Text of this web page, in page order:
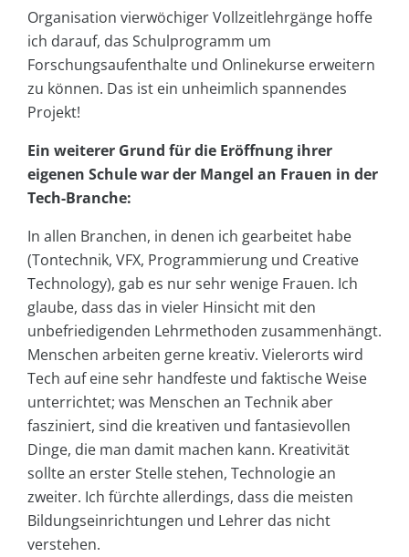
Organisation vierwöchiger Vollzeitlehrgänge hoffe
ich darauf, das Schulprogramm um
Forschungsaufenthalte und Onlinekurse erweitern
zu können. Das ist ein unheimlich spannendes
Projekt!
Ein weiterer Grund für die Eröffnung ihrer
eigenen Schule war der Mangel an Frauen in der
Tech-Branche:
In allen Branchen, in denen ich gearbeitet habe
(Tontechnik, VFX, Programmierung und Creative
Technology), gab es nur sehr wenige Frauen. Ich
glaube, dass das in vieler Hinsicht mit den
unbefriedigenden Lehrmethoden zusammenhängt.
Menschen arbeiten gerne kreativ. Vielerorts wird
Tech auf eine sehr handfeste und faktische Weise
unterrichtet; was Menschen an Technik aber
fasziniert, sind die kreativen und fantasievollen
Dinge, die man damit machen kann. Kreativität
sollte an erster Stelle stehen, Technologie an
zweiter. Ich fürchte allerdings, dass die meisten
Bildungseinrichtungen und Lehrer das nicht
verstehen.